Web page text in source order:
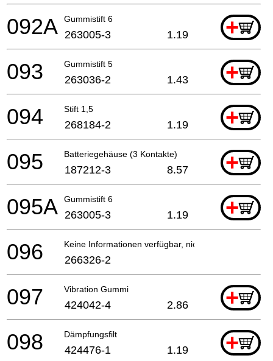
Gummistift 6 +
092A 263005-3 1.19
Gummistift 5 +
093 263036-2 1.43
Stift 1,5 +
094 268184-2 1.19
Batteriegehäuse (3 Kontakte) +
095 187212-3 8.57
Gummistift 6 +
095A 263005-3 1.19
Keine Informationen verfügbar, nicht bestellbar
096 266326-2
Vibration Gummi +
097 424042-4 2.86
Dämpfungsfilt +
098 424476-1 1.19